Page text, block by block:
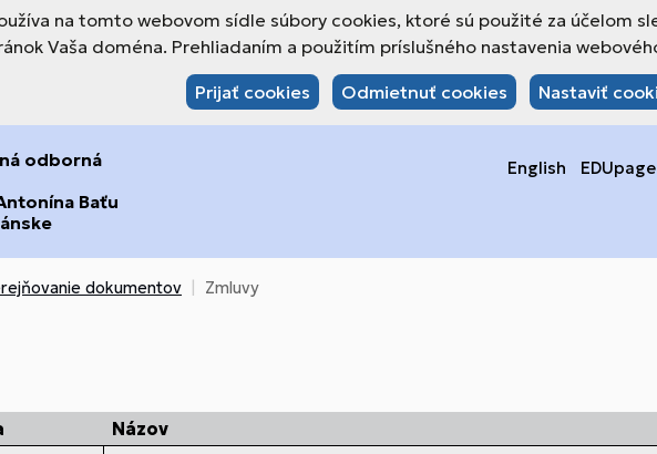
na tomto webovom sídle súbory cookies, ktoré sú použité za účelom
Vaša doména. Prehliadaním a použitím príslušného nastavenia
Prijať cookies Odmietnuť cookies Nastaviť
odborná
Baťu
English EDUpage
dokumentov Zmluvy
Názov